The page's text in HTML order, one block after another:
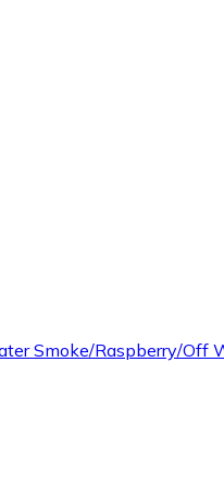
Smoke/Raspberry/Off